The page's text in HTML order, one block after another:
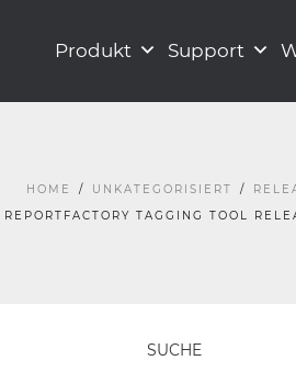
Produkt Support
HOME UNKATEGORISIERT
REPORTFACTORY TAGGING TOOL
SUCHE